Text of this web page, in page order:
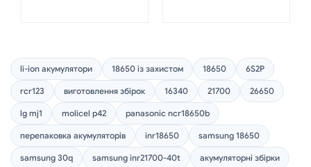
li-ion акумулятори 18650 із захистом 18650 6S2P
rcr123 виготовлення збірок 16340 21700 26650
lg mj1 molicel p42 panasonic ncr18650b
перепаковка акумуляторів inr18650 samsung 18650
samsung 30q samsung inr21700-40t акумуляторні збірки